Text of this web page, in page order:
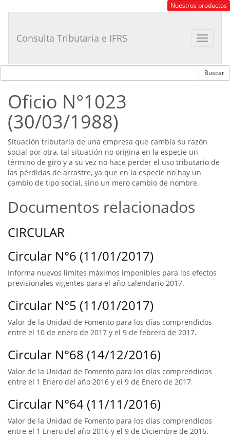
Tributario
Nuestros productos
Toggle
Consulta Tributaria e IFRS
Oficio N°1023
(30/03/1988)
Situación tributaria de una empresa que cambia su razón
social por otra, tal situación no origina en la especie un
término de giro y a su vez no hace perder el uso tributario de
las pérdidas de arrastre, ya que en la especie no hay un
cambio de tipo social, sino un mero cambio de nombre.
Documentos relacionados
CIRCULAR
Circular N°6 (11/01/2017)
Informa nuevos límites máximos imponibles para los efectos
previsionales vigentes para el año calendario 2017.
Circular N°5 (11/01/2017)
Valor de la Unidad de Fomento para los días comprendidos
entre el 10 de enero de 2017 y el 9 de febrero de 2017.
Circular N°68 (14/12/2016)
Valor de la Unidad de Fomento para los días comprendidos
entre el 1 Enero del año 2016 y el 9 de Enero de 2017.
Circular N°64 (11/11/2016)
Valor de la Unidad de Fomento para los días comprendidos
entre el 1 Enero del año 2016 y el 9 de Diciembre de 2016.